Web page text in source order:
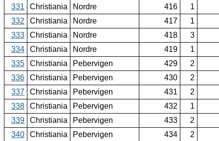
331
Christiania Nordre 416
1
332
Christiania Nordre 417
1
333
Christiania Nordre 418
3
334
Christiania Nordre 419
1
335
Christiania Pebervigen 429
2
336
Christiania Pebervigen 430
2
337
Christiania Pebervigen 431
2
338
Christiania Pebervigen 432
1
339
Christiania Pebervigen 433
2
340
Christiania Pebervigen 434
2